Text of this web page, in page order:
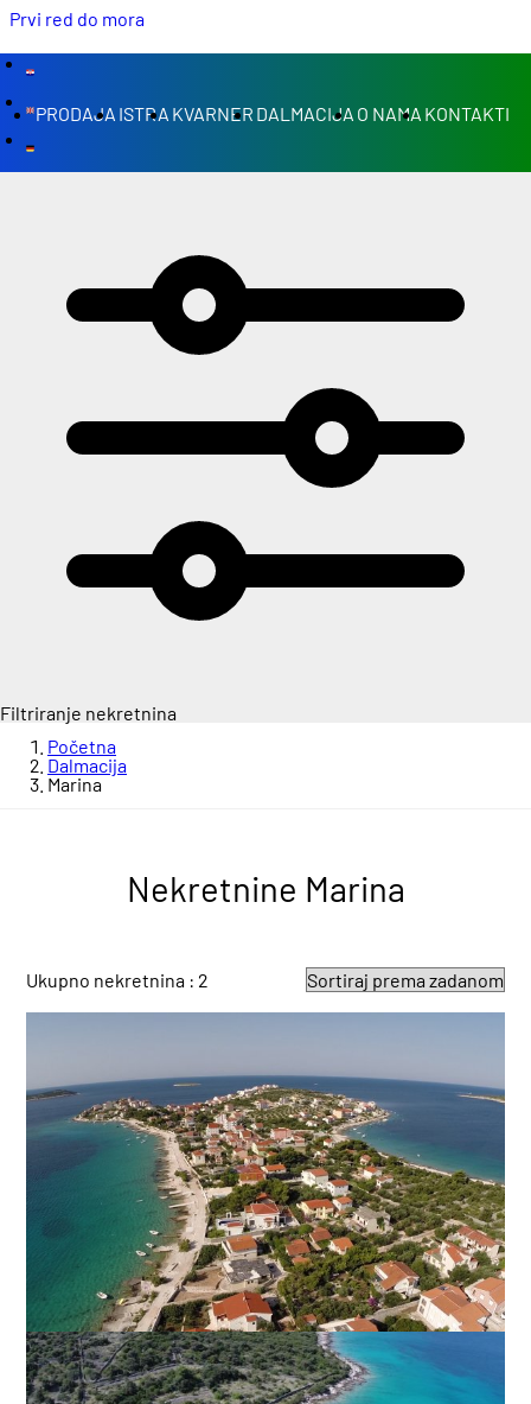
PRODAJA ISTRA KVARNER DALMACIJA O NAMA KONTAKTI
Filtriranje nekretnina
Početna
Dalmacija
Marina
Nekretnine Marina
Ukupno nekretnina : 2
Prvi red do mora